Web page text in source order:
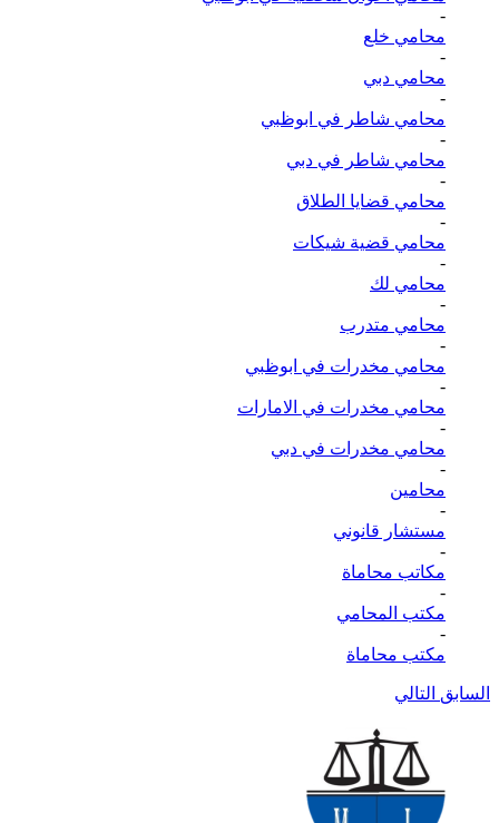
-
محامي خلع
-
محامي دبي
-
محامي شاطر في ابوظبي
-
محامي شاطر في دبي
-
محامي قضايا الطلاق
-
محامي قضية شيكات
-
محامي لك
-
محامي متدرب
-
محامي مخدرات في ابوظبي
-
محامي مخدرات في الامارات
-
محامي مخدرات في دبي
-
محامين
-
مستشار قانوني
-
مكاتب محاماة
-
مكتب المحامي
-
مكتب محاماة
السابق التالي